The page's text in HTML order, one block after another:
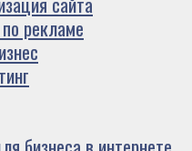
рекламе